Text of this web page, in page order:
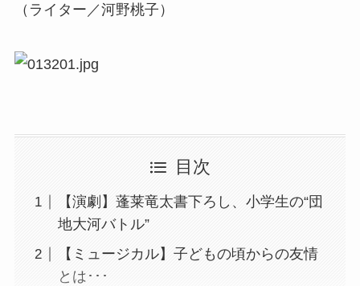
（ライター／河野桃子）
目次
【演劇】蓬莱竜太書下ろし、小学生の“団
地大河バトル”
【ミュージカル】子どもの頃からの友情
とは･･･